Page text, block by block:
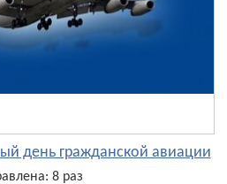
день гражданской авиации
8 раз